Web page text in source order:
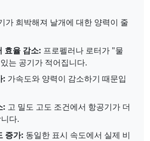
가 희박해져 날개에 대한 양력이 줄
효율 감소: 프로펠러나 로터가 "물
는 공기가 적어집니다.
: 가속도와 양력이 감소하기 때문입
: 고 밀도 고도 조건에서 항공기가 더
다.
증가: 동일한 표시 속도에서 실제 비